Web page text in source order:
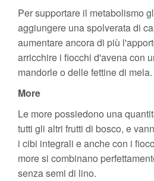
Per supportare il metabolismo
aggiungere una spolverata di
aumentare ancora di più
arricchire i fiocchi d'avena con
mandorle o delle fettine di mela.
More
Le more possiedono una
tutti gli altri frutti di bosco, e
i cibi integrali e anche con i
more si combinano
senza semi di lino.